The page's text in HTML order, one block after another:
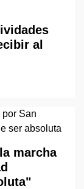
al
marcha